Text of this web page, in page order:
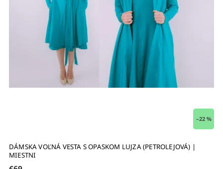
–22 %
DÁMSKA VOĽNÁ VESTA S OPASKOM LUJZA (PETROLEJOVÁ) |
MIESTNI